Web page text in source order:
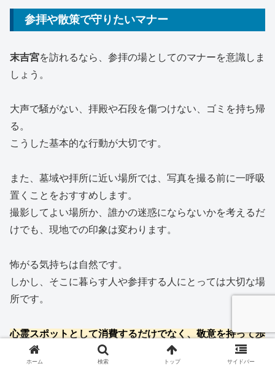
参拝や散策で守りたいマナー
末吉宮を訪れるなら、参拝の場としてのマナーを意識しま
しょう。
大声で騒がない、拝殿や石段を傷つけない、ゴミを持ち帰
る。
こうした基本的な行動が大切です。
また、墓域や拝所に近い場所では、写真を撮る前に一呼吸
置くことをおすすめします。
撮影してよい場所か、誰かの迷惑にならないかを考えるだ
けでも、現地での印象は変わります。
怖がる気持ちは自然です。
しかし、そこに暮らす人や参拝する人にとっては大切な場
所です。
心霊スポットとして消費するだけでなく、敬意を持って歩
く姿勢を忘れないようにしましょう。
ホーム 検索 トップ サイドバー